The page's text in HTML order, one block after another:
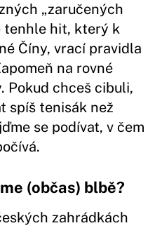
„zaručených
tenhle hit, který k
Číny, vrací pravidla
na rovné
Pokud chceš cibuli,
spíš tenisák než
se podívat, v čem
(občas) blbě?
zahrádkách